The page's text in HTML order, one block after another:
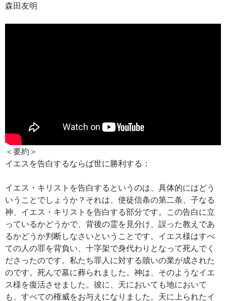
森田友明
＜要約＞
イエスを告白するならば世に勝利する：
イエス・キリストを告白するというのは、具体的にはどう
いうことでしょうか？それは、使徒信条の第二条、子なる
神、イエス・キリストを告白する部分です。この告白に立
っているかどうかで、背後の霊を見分け、誤った教えであ
るかどうか判断しなさいということです。イエス様はすべ
ての人の罪を背負い、十字架で身代わりとなって死んでく
ださったのです。私たち罪人に対する贖いの業が成された
のです。死んで墓に葬られました。神は、そのようなイエ
ス様を復活させました。彼に、天においても地において
も、すべての権威をお与えになりました。天に上られたイ